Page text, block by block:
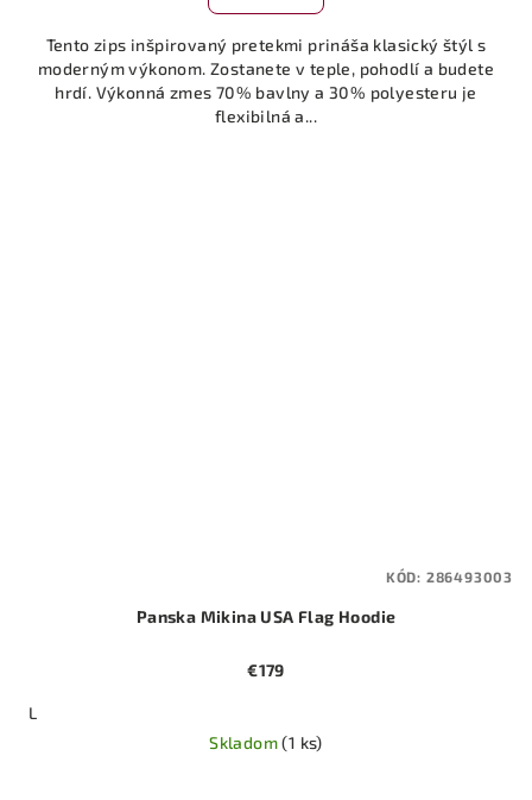
Tento zips inšpirovaný pretekmi prináša klasický štýl s
moderným výkonom. Zostanete v teple, pohodlí a budete
hrdí. Výkonná zmes 70% bavlny a 30% polyesteru je
flexibilná a...
Panska Mikina USA Flag Hoodie
€179
L
Skladom(1 ks)
KÓD: 286493003